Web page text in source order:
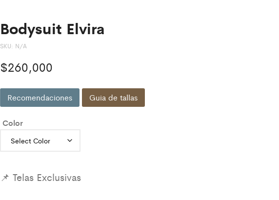
Bodysuit Elvira
SKU: N/A
$260,000
Recomendaciones Guia de tallas
Color